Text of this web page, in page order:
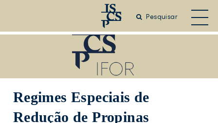
conteúdo
Pesquisar
Regimes Especiais de
Redução de Propinas